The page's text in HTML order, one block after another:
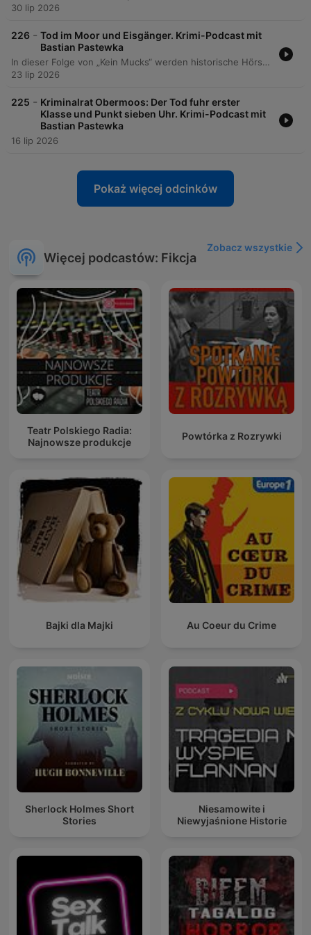
30 lip 2026
226 - Tod im Moor und Eisgänger. Krimi-Podcast mit
Bastian Pastewka
In dieser Folge von „Kein Mucks“ werden historische Hörspielschätze aus dem DDR-Archiv präsentiert. Im Mittelpunkt steht das Kriminalhörspiel „Tod im Moor“, in dem die Untersuchung einer alten Moorleiche zu illegalen Schwarzmarktgeschäften und persönlichen Verstrickungen führt, sowie der Krimi „Eisgänger“, der einen Brand in einer Werft an der Ostsee und die damit verbundenen familiären Konflikte thematisiert. Zusätzlich bietet die Episode tiefe Einblicke in die Geschichte des DDR-Krimis. Es wird die Entstehung der Radioserie „Tatbestand“ sowie des Fernsehklassikers „Polizeiruf 110“ beleuchtet und die beeindruckende Karriere des Schauspielers Jürgen Frohrieb nachgezeichnet.
23 lip 2026
225 - Kriminalrat Obermoos: Der Tod fuhr erster
Klasse und Punkt sieben Uhr. Krimi-Podcast mit
Bastian Pastewka
16 lip 2026
Pokaż więcej odcinków
Więcej podcastów: Fikcja
Zobacz wszystkie
Teatr Polskiego Radia:
Najnowsze produkcje
Powtórka z Rozrywki
Bajki dla Majki Au Coeur du Crime
Sherlock Holmes Short
Stories
Niesamowite i
Niewyjaśnione Historie